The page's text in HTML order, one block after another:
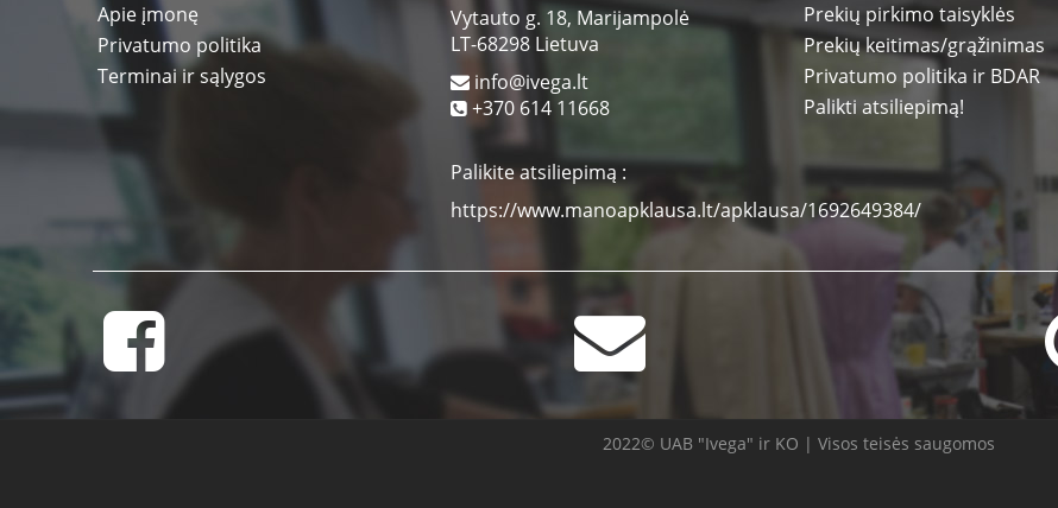
Apie įmonę
Privatumo politika
Terminai ir sąlygos
Vytauto g. 18, Marijampolė
LT-68298 Lietuva
info@ivega.lt
+370 614 11668
Palikite atsiliepimą :
https://www.manoapklausa.lt/apklausa/1692649384/
Prekių pirkimo taisyklės
Prekių keitimas/grąžinimas
Privatumo politika ir BDAR
Palikti atsiliepimą!
2022© UAB "Ivega" ir KO | Visos teisės saugomos